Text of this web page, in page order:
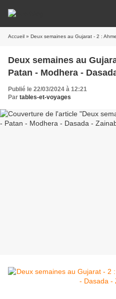
Accueil » Deux semaines au Gujarat - 2 :
Deux semaines au
Patan - Modhera -
Publié le 22/03/2024 à 12:21
Par tables-et-voyages